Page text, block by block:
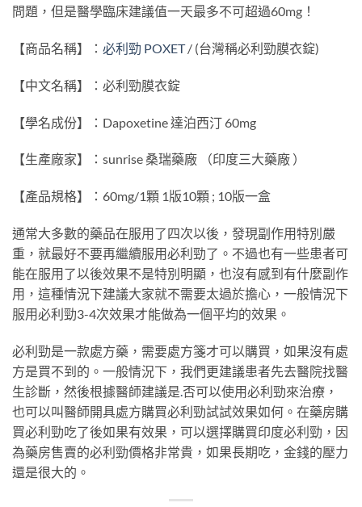
問題，但是醫學臨床建議值一天最多不可超過60mg！
【商品名稱】： 必利勁 POXET/ (台灣稱必利勁膜衣錠)
【中文名稱】：必利勁膜衣錠
【學名成份】：Dapoxetine 達泊西汀 60mg
【生產廠家】：sunrise 桑瑞藥廠 （印度三大藥廠 ）
【產品規格】：60mg/1顆 1版10顆 ; 10版一盒
通常大多數的藥品在服用了四次以後，發現副作用特別嚴
重，就最好不要再繼續服用必利勁了。不過也有一些患者可
能在服用了以後效果不是特別明顯，也沒有感到有什麼副作
用，這種情況下建議大家就不需要太過於擔心，一般情況下
服用必利勁3-4次效果才能做為一個平均的效果。
必利勁是一款處方藥，需要處方箋才可以購買，如果沒有處
方是買不到的。一般情況下，我們更建議患者先去醫院找醫
生診斷，然後根據醫師建議是 否可以使用必利勁來治療，
也可以叫醫師開具處方購買必利勁試試效果如何。在藥房購
買必利勁吃了後如果有效果，可以選擇購買印度必利勁，因
為藥房售賣的必利勁價格非常貴，如果長期吃，金錢的壓力
還是很大的。